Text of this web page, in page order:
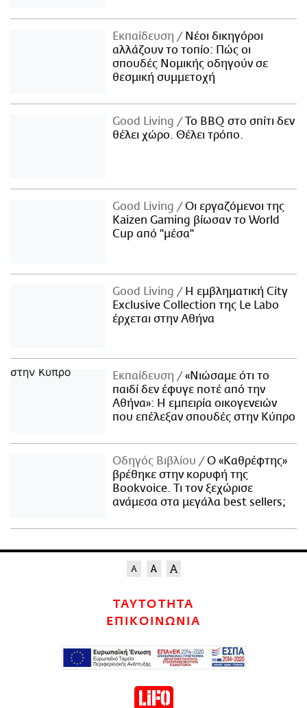
Εκπαίδευση
Νέοι δικηγόροι
αλλάζουν το τοπίο: Πώς οι
σπουδές Νομικής οδηγούν σε
θεσμική συμμετοχή
Good Living
Το BBQ στο σπίτι δεν
θέλει χώρο. Θέλει τρόπο.
Good Living
Οι εργαζόμενοι της
Kaizen Gaming βίωσαν το World
Cup από "μέσα"
Good Living
Η εμβληματική City
Exclusive Collection της Le Labo
έρχεται στην Αθήνα
Εκπαίδευση
«Νιώσαμε ότι το
παιδί δεν έφυγε ποτέ από την
Αθήνα»: Η εμπειρία οικογενειών
που επέλεξαν σπουδές στην Κύπρο
Οδηγός Βιβλίου
Ο «Καθρέφτης»
βρέθηκε στην κορυφή της
Bookvoice. Τι τον ξεχώρισε
ανάμεσα στα μεγάλα best sellers;
ΤΑΥΤΟΤΗΤΑ
ΕΠΙΚΟΙΝΩΝΙΑ